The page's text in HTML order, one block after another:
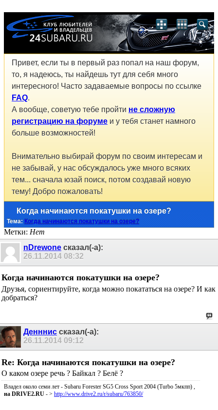
Привет, если ты в первый раз попал на наш форум,
то, я надеюсь, ты найдешь тут для себя много
интересного! Часто задаваемые вопросы по ссылке
FAQ.
А вообще, советую тебе пройти не сложную
регистрацию на форуме и у тебя станет намного
больше возможностей!
Внимательно выбирай форум по своим интересам и
не забывай, у нас обсуждалось уже много всяких
тем... сначала юзай поиск, потом создавай новую
тему! Добро пожаловать!
Когда начинаются покатушки на озере?
Тема: Когда начинаются покатушки на озере?
Метки: Нет
nDrewone сказал(-а):
26.11.2014 08:32
Когда начинаются покатушки на озере?
Друзья, сориентируйте, когда можно покататься на озере? И как
добраться?
Денннис сказал(-а):
26.11.2014 09:12
Re: Когда начинаются покатушки на озере?
О каком озере речь ? Байкал ? Белё ?
Владел около семи лет - Subaru Forester SG5 Cross Sport 2004 (Turbo 5мкпп) ,
на DRIVE2.RU - > http://www.drive2.ru/r/subaru/763850/